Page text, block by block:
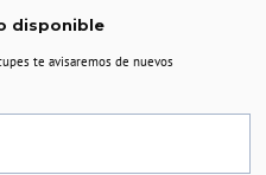
disponible
te avisaremos de nuevos